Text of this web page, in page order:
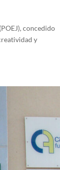
concedido
y